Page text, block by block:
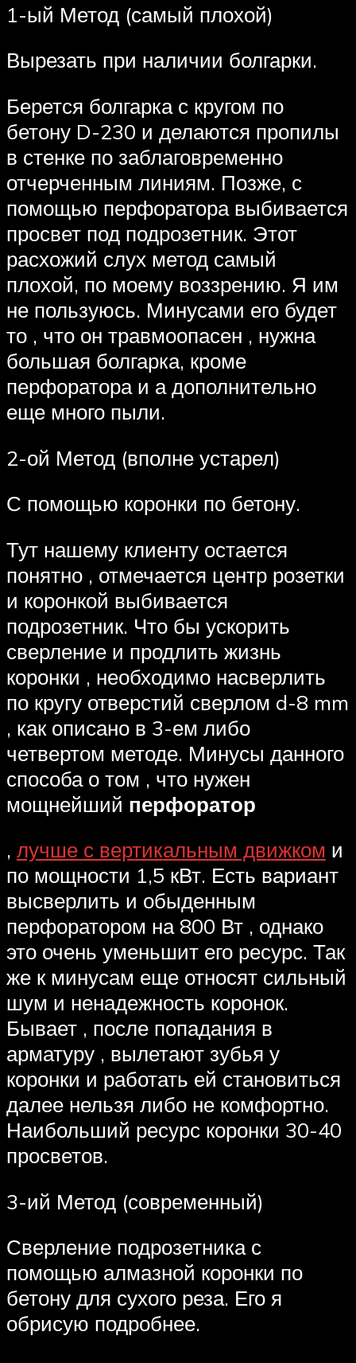
1-ый Метод (самый плохой)
Вырезать при наличии болгарки.
Берется болгарка с кругом по
бетону D-230 и делаются пропилы
в стенке по заблаговременно
отчерченным линиям. Позже, с
помощью перфоратора выбивается
просвет под подрозетник. Этот
расхожий слух метод самый
плохой, по моему воззрению. Я им
не пользуюсь. Минусами его будет
то , что он травмоопасен , нужна
большая болгарка, кроме
перфоратора и а дополнительно
еще много пыли.
2-ой Метод (вполне устарел)
С помощью коронки по бетону.
Тут нашему клиенту остается
понятно , отмечается центр розетки
и коронкой выбивается
подрозетник. Что бы ускорить
сверление и продлить жизнь
коронки , необходимо насверлить
по кругу отверстий сверлом d-8 mm
, как описано в 3-ем либо
четвертом методе. Минусы данного
способа о том , что нужен
мощнейший перфоратор
, лучше с вертикальным движком и
по мощности 1,5 кВт. Есть вариант
высверлить и обыденным
перфоратором на 800 Вт , однако
это очень уменьшит его ресурс. Так
же к минусам еще относят сильный
шум и ненадежность коронок.
Бывает , после попадания в
арматуру , вылетают зубья у
коронки и работать ей становиться
далее нельзя либо не комфортно.
Наибольший ресурс коронки 30-40
просветов.
3-ий Метод (современный)
Сверление подрозетника с
помощью алмазной коронки по
бетону для сухого реза. Его я
обрисую подробнее.